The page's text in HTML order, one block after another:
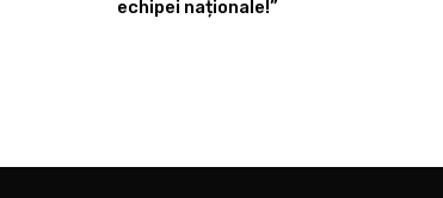
echipei naționale!”